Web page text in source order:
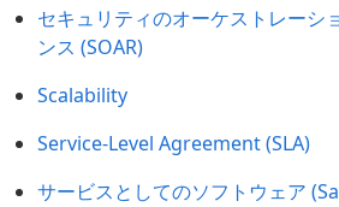
セキュリティのオーケストレーシ
ンス (SOAR)
Scalability
Service-Level Agreement (SLA)
サービスとしてのソフトウェア